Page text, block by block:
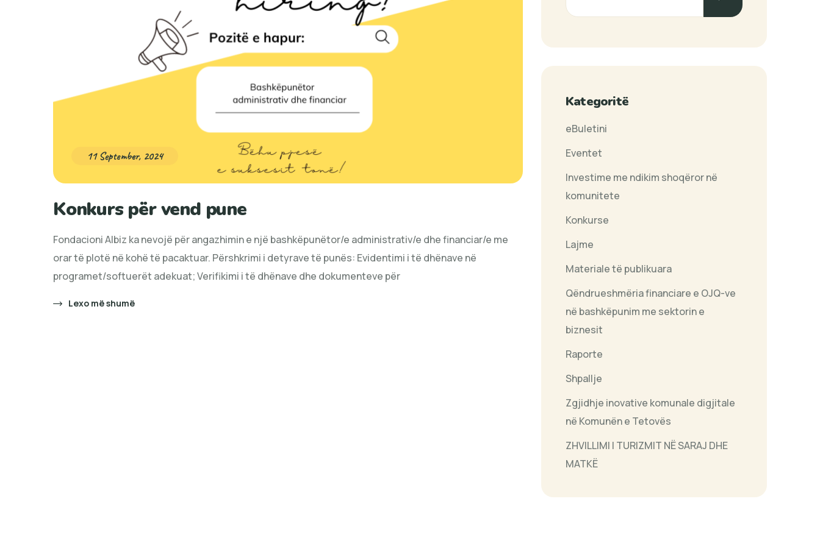
11 September, 2024
Konkurs për vend pune
Fondacioni Albiz ka nevojë për angazhimin e një bashkëpunëtor/e administrativ/e dhe financiar/e me
orar të plotë në kohë të pacaktuar. Përshkrimi i detyrave të punës: Evidentimi i të dhënave në
programet/softuerët adekuat; Verifikimi i të dhënave dhe dokumenteve për
Lexo më shumë
Kategoritë
eBuletini
Eventet
Investime me ndikim shoqëror në
komunitete
Konkurse
Lajme
Materiale të publikuara
Qëndrueshmëria financiare e OJQ-ve
në bashkëpunim me sektorin e
biznesit
Raporte
Shpallje
Zgjidhje inovative komunale digjitale
në Komunën e Tetovës
ZHVILLIMI I TURIZMIT NË SARAJ DHE
MATKË